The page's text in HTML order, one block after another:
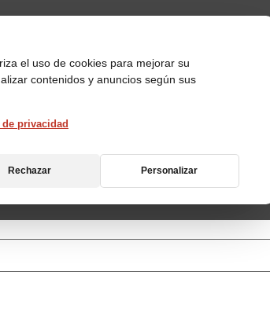
el uso de cookies para mejorar su
contenidos y anuncios según sus
privacidad
Rechazar Personalizar
Aplicaciones Casos Prácticos